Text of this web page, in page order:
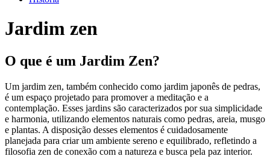
Jardim zen
O que é um Jardim Zen?
Um jardim zen, também conhecido como jardim japonês de pedras,
é um espaço projetado para promover a meditação e a
contemplação. Esses jardins são caracterizados por sua simplicidade
e harmonia, utilizando elementos naturais como pedras, areia, musgo
e plantas. A disposição desses elementos é cuidadosamente
planejada para criar um ambiente sereno e equilibrado, refletindo a
filosofia zen de conexão com a natureza e busca pela paz interior.